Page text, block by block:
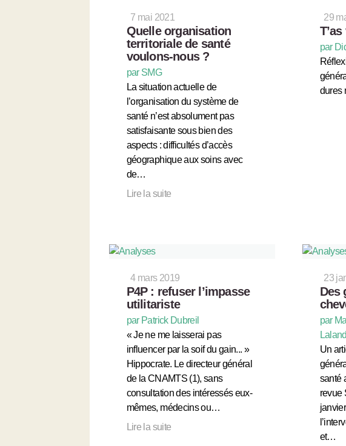
7 mai 2021
Quelle organisation
territoriale de santé
voulons-nous ?
par SMG
La situation actuelle de
l’organisation du système de
santé n’est absolument pas
satisfaisante sous bien des
aspects : difficultés d’accès
géographique aux soins avec
de…
Lire la suite
29
par
dures
4 mars 2019
P4P : refuser l’impasse
utilitariste
par Patrick Dubreil
« Je ne me laisserai pas
influencer par la soif du gain... »
Hippocrate. Le directeur général
de la CNAMTS (1), sans
consultation des intéressés eux-
mêmes, médecins ou…
Lire la suite
23
Des
par
Un
santé
revue
et…